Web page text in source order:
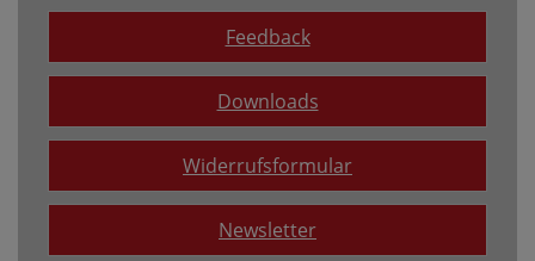
Feedback
Downloads
Widerrufsformular
Newsletter